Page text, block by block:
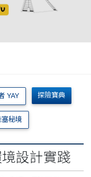
YAY 探險寶典
塞秘境
設計實踐